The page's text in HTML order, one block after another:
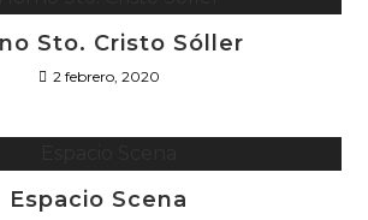
Sto. Cristo Sóller
2 febrero, 2020
Espacio Scena